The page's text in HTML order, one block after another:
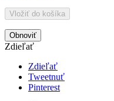
Vložiť do košíka
Zdieľať
Zdieľať
Tweetnuť
Pinterest